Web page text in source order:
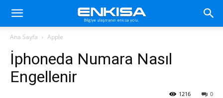
Ana Sayfa Apple
İphoneda Numara Nasıl
Engellenir
0
1216